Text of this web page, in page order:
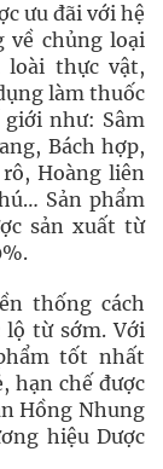
ưu đãi với hệ
về chủng loại
loài thực vật,
làm thuốc
như: Sâm
Bách hợp,
Hoàng liên
Sản phẩm
sản xuất từ
thống cách
từ sớm. Với
tốt nhất
hạn chế được
Hồng Nhung
hiệu Dược